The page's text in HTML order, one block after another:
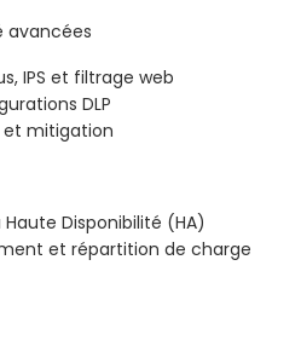
avancées
IPS et filtrage web
DLP
et mitigation
Disponibilité (HA)
et répartition de charge